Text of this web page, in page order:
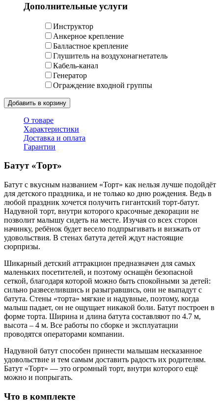
Дополнительные услуги
Инструктор
Анкерное крепление
Балластное крепление
Глушитель на воздухонагнетатель
Кабель-канал
Генератор
Ограждение входной группы
Добавить в корзину
О товаре
Характеристики
Доставка и оплата
Гарантии
Батут «Торт»
Батут с вкусным названием «Торт» как нельзя лучше подойдёт
для детского праздника, и не только ко дню рождения. Ведь в
любой праздник хочется получить гигантский торт-батут.
Надувной торт, внутри которого красочные декорации не
позволит малышу сидеть на месте. Изучая со всех сторон
начинку, ребёнок будет весело подпрыгивать и визжать от
удовольствия. В стенах батута детей ждут настоящие
сюрпризы.
Шикарный детский аттракцион предназначен для самых
маленьких посетителей, и поэтому оснащён безопасной
сеткой, благодаря которой можно быть спокойными за детей:
сильно развеселившись и разыгравшись, они не выпадут с
батута. Стены «торта» мягкие и надувные, поэтому, когда
малыш падает, он не ощущает никакой боли. Батут построен в
форме торта. Ширина и длина батута составляют по 4.7 м,
высота – 4 м. Все работы по сборке и эксплуатации
проводятся операторами компании.
Надувной батут способен принести малышам несказанное
удовольствие и тем самым доставить радость их родителям.
Батут «Торт» — это огромный торт, внутри которого ещё
можно и попрыгать.
Что в комплекте